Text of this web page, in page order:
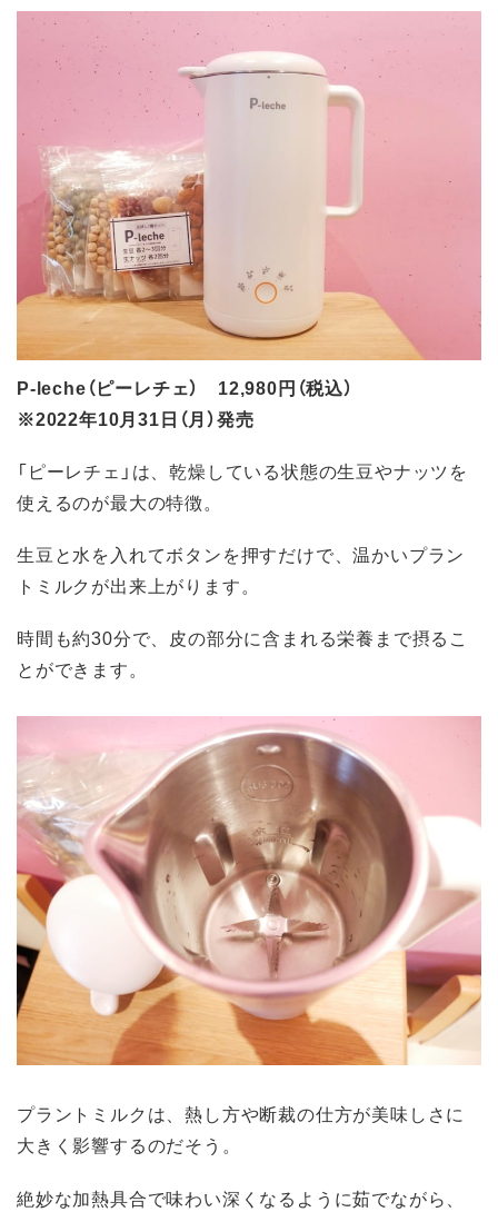
P-leche（ピーレチェ） 12,980円（税込）
※2022年10月31日（月）発売
「ピーレチェ」は、乾燥している状態の生豆やナッツを
使えるのが最大の特徴。
生豆と水を入れてボタンを押すだけで、温かいプラン
トミルクが出来上がります。
時間も約30分で、皮の部分に含まれる栄養まで摂るこ
とができます。
プラントミルクは、熱し方や断裁の仕方が美味しさに
大きく影響するのだそう。
絶妙な加熱具合で味わい深くなるように茹でながら、